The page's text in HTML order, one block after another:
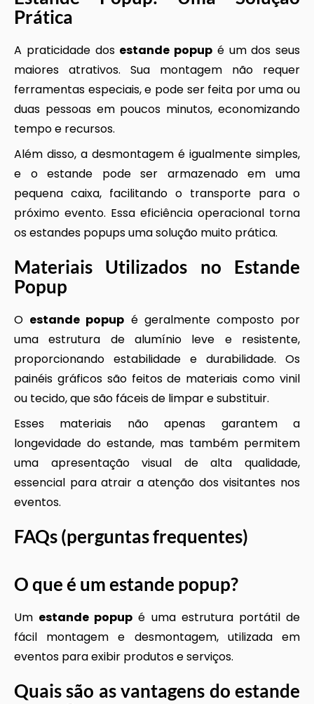
Prática
A praticidade dos estande popup é um dos seus
maiores atrativos. Sua montagem não requer
ferramentas especiais, e pode ser feita por uma ou
duas pessoas em poucos minutos, economizando
tempo e recursos.
Além disso, a desmontagem é igualmente simples,
e o estande pode ser armazenado em uma
pequena caixa, facilitando o transporte para o
próximo evento. Essa eficiência operacional torna
os estandes popups uma solução muito prática.
Materiais Utilizados no Estande
Popup
O estande popup é geralmente composto por
uma estrutura de alumínio leve e resistente,
proporcionando estabilidade e durabilidade. Os
painéis gráficos são feitos de materiais como vinil
ou tecido, que são fáceis de limpar e substituir.
Esses materiais não apenas garantem a
longevidade do estande, mas também permitem
uma apresentação visual de alta qualidade,
essencial para atrair a atenção dos visitantes nos
eventos.
FAQs (perguntas frequentes)
O que é umestande popup?
Um estande popup é uma estrutura portátil de
fácil montagem e desmontagem, utilizada em
eventos para exibir produtos e serviços.
Quais são as vantagens do estande